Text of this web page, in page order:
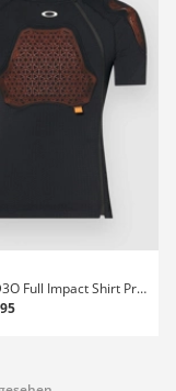
Drop In D3O Full Impact Shirt Protection Top